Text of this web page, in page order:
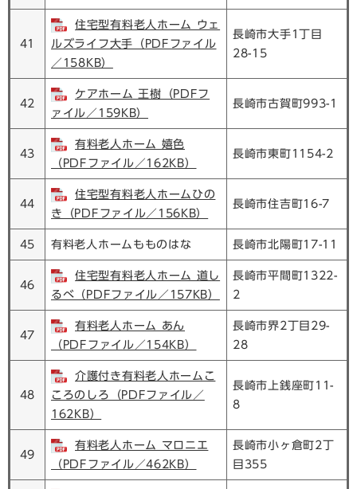
41
住宅型有料老人ホーム ウェ
ルズライフ大手（PDFファイル
／158KB）
長崎市大手1丁目
28-15
42
ケアホーム 王樹（PDFフ
ァイル／159KB）
長崎市古賀町993-1
43
有料老人ホーム 嬉色
（PDFファイル／162KB）
長崎市東町1154-2
44
住宅型有料老人ホームひの
き（PDFファイル／156KB）
長崎市住吉町16-7
45 有料老人ホームもものはな 長崎市北陽町17-11
46
住宅型有料老人ホーム 道し
るべ（PDFファイル／157KB）
長崎市平間町1322-
2
47
有料老人ホーム あん
（PDFファイル／154KB）
長崎市界2丁目29-
28
48
介護付き有料老人ホームこ
ころのしろ（PDFファイル／
162KB）
長崎市上銭座町11-
8
49
有料老人ホーム マロニエ
（PDFファイル／462KB）
長崎市小ヶ倉町2丁
目355